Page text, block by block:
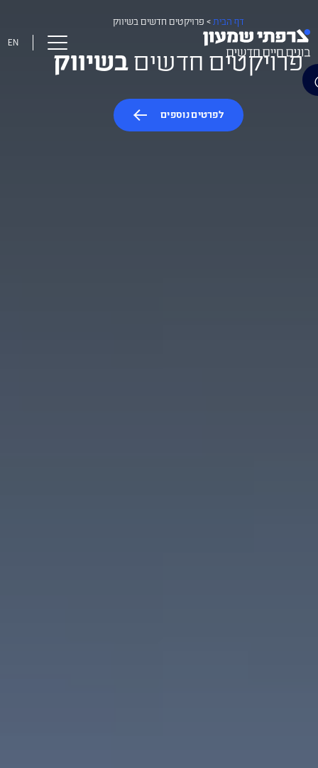
EN
דף הבית > פרויקטים חדשים בשיווק
פרויקטים חדשים בשיווק
לפרטים נוספים